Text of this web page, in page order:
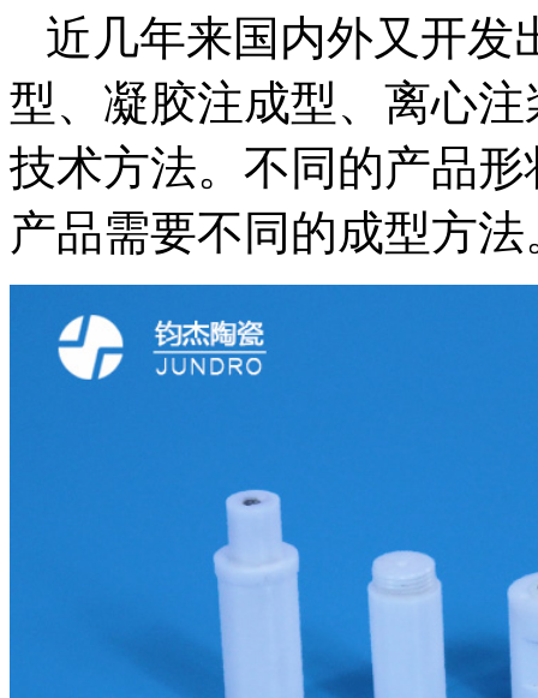
近几年来国内外又开发
型、凝胶注成型、离心
技术方法。不同的产品
产品需要不同的成型方法